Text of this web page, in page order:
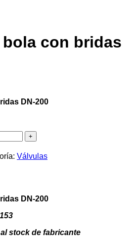
con bridas
DN-200
Válvulas
DN-200
stock de fabricante